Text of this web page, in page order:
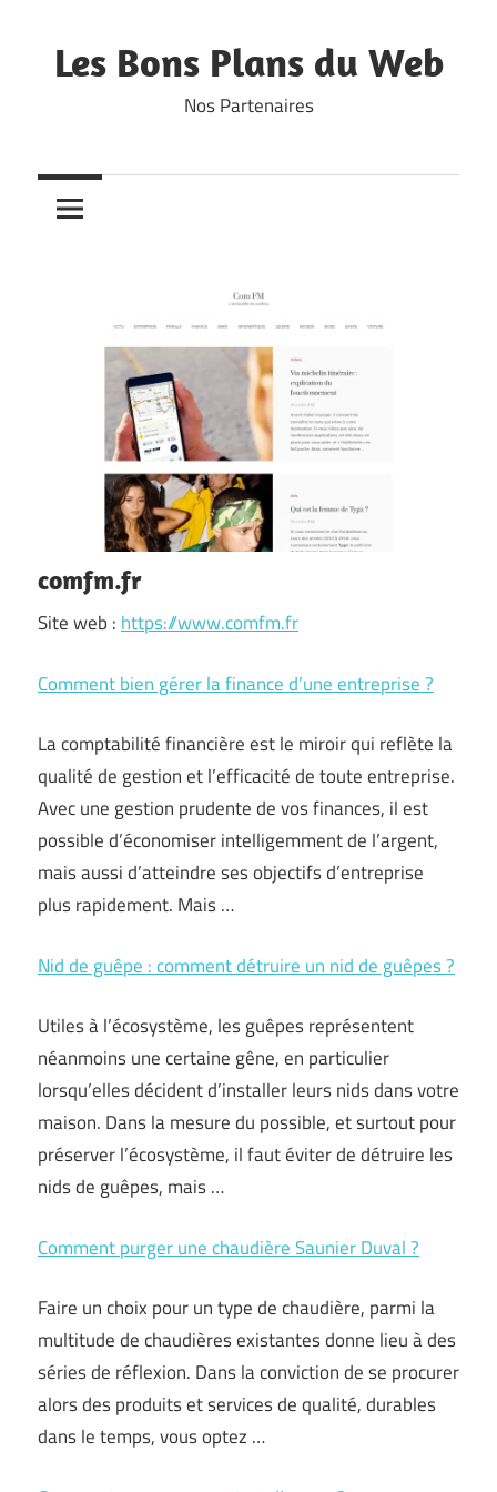
content
Les Bons Plans du Web
Nos Partenaires
comfm.fr
Site web : https://www.comfm.fr
Comment bien gérer la finance d’une entreprise ?
La comptabilité financière est le miroir qui reflète la
qualité de gestion et l’efficacité de toute entreprise.
Avec une gestion prudente de vos finances, il est
possible d’économiser intelligemment de l’argent,
mais aussi d’atteindre ses objectifs d’entreprise
plus rapidement. Mais …
Nid de guêpe : comment détruire un nid de guêpes ?
Utiles à l’écosystème, les guêpes représentent
néanmoins une certaine gêne, en particulier
lorsqu’elles décident d’installer leurs nids dans votre
maison. Dans la mesure du possible, et surtout pour
préserver l’écosystème, il faut éviter de détruire les
nids de guêpes, mais …
Comment purger une chaudière Saunier Duval ?
Faire un choix pour un type de chaudière, parmi la
multitude de chaudières existantes donne lieu à des
séries de réflexion. Dans la conviction de se procurer
alors des produits et services de qualité, durables
dans le temps, vous optez …